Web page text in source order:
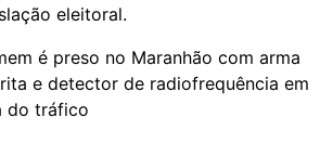
eleitoral.
é preso no Maranhão com arma
e detector de radiofrequência em
do tráfico